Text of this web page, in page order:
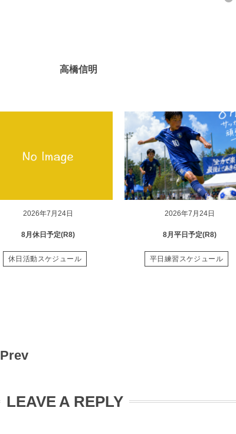
高橋信明
2026年7月24日
8月休日予定(R8)
休日活動スケジュール
2026年7月24日
8月平日予定(R8)
平日練習スケジュール
Prev
LEAVE A REPLY